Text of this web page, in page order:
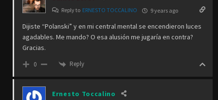
Reply to ERNESTO TOCCALINO 9 years ago
Dijiste “Polanski” y en mi central mental se encendieron luces
agadables. Me mando? O esa alusión me jugaría en contra?
Gracias.
0 Reply
Ernesto Toccalino